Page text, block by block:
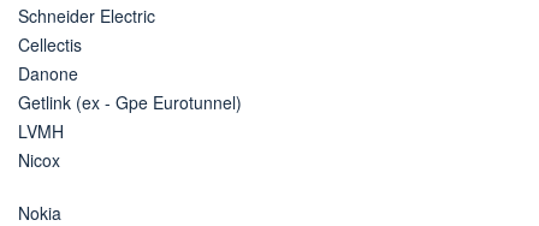
Schneider Electric
Cellectis
Danone
Getlink (ex - Gpe Eurotunnel)
LVMH
Nicox
Nokia